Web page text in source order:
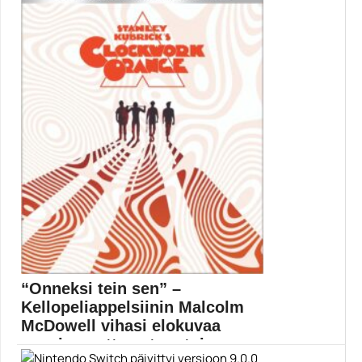
https://www.gamereactor.fi/uutiset/709553/Nayttav...
“Onneksi tein sen” –
Kellopeliappelsiinin Malcolm
McDowell vihasi elokuvaa
vuosia, mutta nyt on toin...